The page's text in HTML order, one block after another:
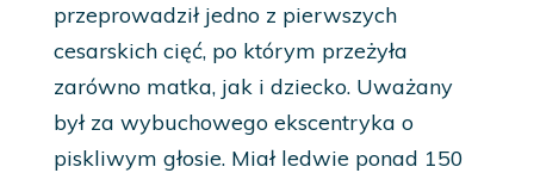
przeprowadził jedno z pierwszych
cesarskich cięć, po którym przeżyła
zarówno matka, jak i dziecko. Uważany
był za wybuchowego ekscentryka o
piskliwym głosie. Miał ledwie ponad 150